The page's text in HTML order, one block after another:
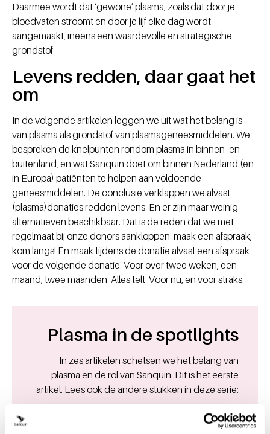
Daarmee wordt dat ‘gewone’ plasma, zoals dat door je
bloedvaten stroomt en door je lijf elke dag wordt
aangemaakt, ineens een waardevolle en strategische
grondstof.
Levens redden, daar gaat het
om
In de volgende artikelen leggen we uit wat het belang is
van plasma als grondstof van plasmageneesmiddelen. We
bespreken de knelpunten rondom plasma in binnen- en
buitenland, en wat Sanquin doet om binnen Nederland (en
in Europa) patiënten te helpen aan voldoende
geneesmiddelen. De conclusie verklappen we alvast:
(plasma)donaties redden levens. En er zijn maar weinig
alternatieven beschikbaar. Dat is de reden dat we met
regelmaat bij onze donors aankloppen: maak een afspraak,
kom langs! En maak tijdens de donatie alvast een afspraak
voor de volgende donatie. Voor over twee weken, een
maand, twee maanden. Alles telt. Voor nu, en voor straks.
Plasma in de spotlights
In zes artikelen schetsen we het belang van
plasma en de rol van Sanquin. Dit is het eerste
artikel. Lees ook de andere stukken in deze serie:
Sanquin en het belang van plasma
De noodzaak van